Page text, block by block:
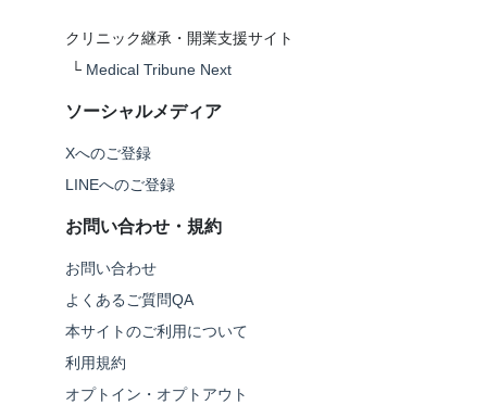
クリニック継承・開業支援サイト
└ Medical Tribune Next
ソーシャルメディア
Xへのご登録
LINEへのご登録
お問い合わせ・規約
お問い合わせ
よくあるご質問QA
本サイトのご利用について
利用規約
オプトイン・オプトアウト